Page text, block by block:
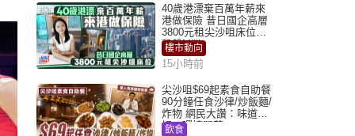
40歲港漂棄百萬年薪來
港做保險 昔日國企高層
3800元租尖沙咀床位｜
租盤Million
樓市動向
15小時前
尖沙咀$69起素食自助餐
90分鐘任食沙律/炒飯麵/
炸物 網民大讚：味道
好，環境闊落
飲食